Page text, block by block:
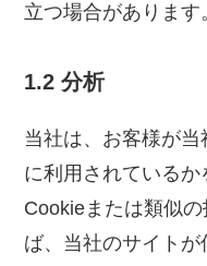
立つ場合があります
1.2 分析
当社は、お客様が当
に利用されているか
Cookieまたは類似
ば、当社のサイト